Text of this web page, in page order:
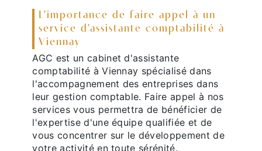
L'importance de faire appel à un
service d'assistante comptabilité à
Viennay
AGC est un cabinet d'assistante
comptabilité à Viennay spécialisé dans
l'accompagnement des entreprises dans
leur gestion comptable. Faire appel à nos
services vous permettra de bénéficier de
l'expertise d'une équipe qualifiée et de
vous concentrer sur le développement de
votre activité en toute sérénité.